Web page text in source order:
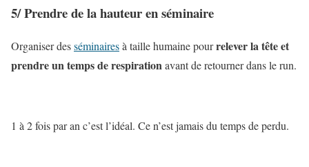
5/ Prendre de la hauteur en séminaire
Organiser desséminairesà taille humaine pourrelever la tête et
prendre un temps de respirationavant de retourner dans le run.
1 à 2 fois par an c’est l’idéal. Ce n’est jamais du temps de perdu.